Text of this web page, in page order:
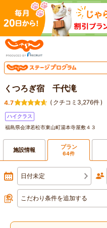
くつろぎ宿 千代滝
4.7 ( クチコミ3,276件)
ハイクラス
福島県会津若松市東山町湯本寺屋敷４３
施設情報 プラン
64件
日付未定
こだわり条件を追加する